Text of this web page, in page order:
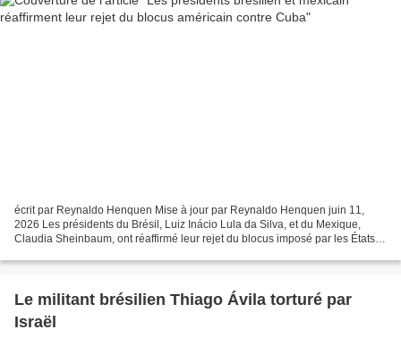
écrit par Reynaldo Henquen Mise à jour par Reynaldo Henquen juin 11,
2026 Les présidents du Brésil, Luiz Inácio Lula da Silva, et du Mexique,
Claudia Sheinbaum, ont réaffirmé leur rejet du blocus imposé par les États-
Le militant brésilien Thiago Ávila torturé par
Israël